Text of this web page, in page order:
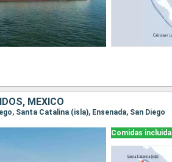
MÉXICO
Santa Catalina (isla), Ensenada, San Diego
Comidas